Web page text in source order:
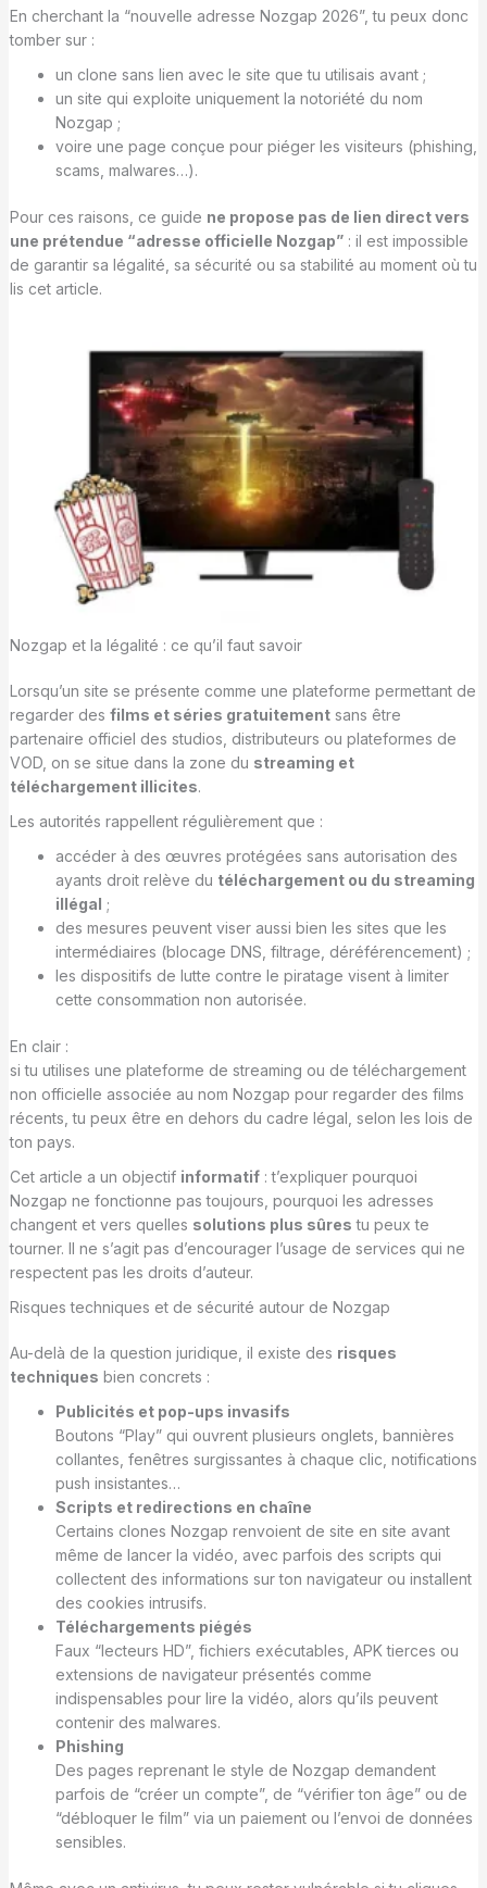
En cherchant la “nouvelle adresse Nozgap 2026”, tu peux donc
tomber sur :
un clone sans lien avec le site que tu utilisais avant ;
un site qui exploite uniquement la notoriété du nom
Nozgap ;
voire une page conçue pour piéger les visiteurs (phishing,
scams, malwares…).
Pour ces raisons, ce guide ne propose pas de lien direct vers
une prétendue “adresse officielle Nozgap”: il est impossible
de garantir sa légalité, sa sécurité ou sa stabilité au moment où tu
lis cet article.
Nozgap et la légalité : ce qu’il faut savoir
Lorsqu’un site se présente comme une plateforme permettant de
regarder des films et séries gratuitementsans être
partenaire officiel des studios, distributeurs ou plateformes de
VOD, on se situe dans la zone du streaming et
téléchargement illicites.
Les autorités rappellent régulièrement que :
accéder à des œuvres protégées sans autorisation des
ayants droit relève du téléchargement ou du streaming
illégal ;
des mesures peuvent viser aussi bien les sites que les
intermédiaires (blocage DNS, filtrage, déréférencement) ;
les dispositifs de lutte contre le piratage visent à limiter
cette consommation non autorisée.
En clair :
si tu utilises une plateforme de streaming ou de téléchargement
non officielle associée au nom Nozgap pour regarder des films
récents, tu peux être en dehors du cadre légal, selon les lois de
ton pays.
Cet article a un objectif informatif: t’expliquer pourquoi
Nozgap ne fonctionne pas toujours, pourquoi les adresses
changent et vers quelles solutions plus sûres tu peux te
tourner. Il ne s’agit pas d’encourager l’usage de services qui ne
respectent pas les droits d’auteur.
Risques techniques et de sécurité autour de Nozgap
Au-delà de la question juridique, il existe des risques
techniques bien concrets :
Publicités et pop-ups invasifs
Boutons “Play” qui ouvrent plusieurs onglets, bannières
collantes, fenêtres surgissantes à chaque clic, notifications
push insistantes…
Scripts et redirections en chaîne
Certains clones Nozgap renvoient de site en site avant
même de lancer la vidéo, avec parfois des scripts qui
collectent des informations sur ton navigateur ou installent
des cookies intrusifs.
Téléchargements piégés
Faux “lecteurs HD”, fichiers exécutables, APK tierces ou
extensions de navigateur présentés comme
indispensables pour lire la vidéo, alors qu’ils peuvent
contenir des malwares.
Phishing
Des pages reprenant le style de Nozgap demandent
parfois de “créer un compte”, de “vérifier ton âge” ou de
“débloquer le film” via un paiement ou l’envoi de données
sensibles.